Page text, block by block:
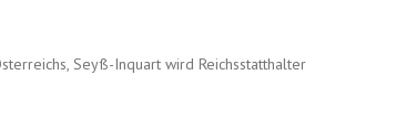
Seyß-Inquart wird Reichsstatthalter